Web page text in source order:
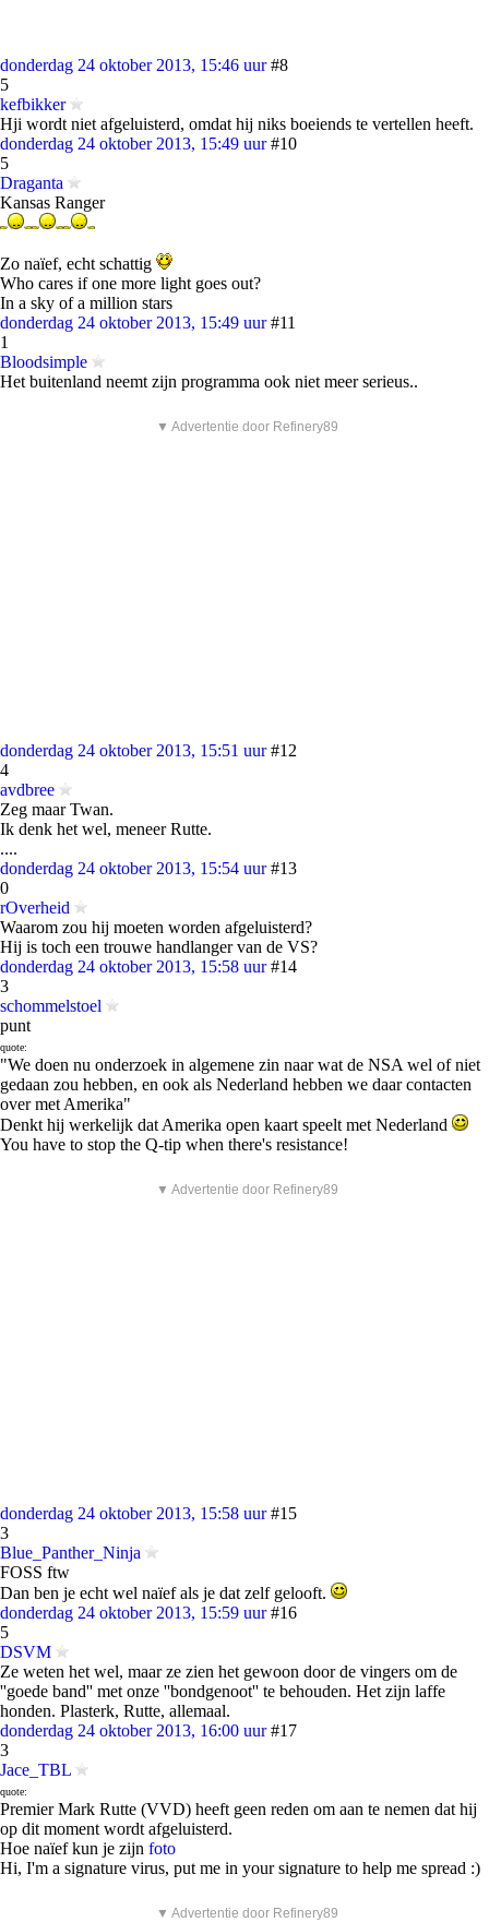
donderdag 24 oktober 2013, 15:46 uur #8
5
kefbikker
Hji wordt niet afgeluisterd, omdat hij niks boeiends te vertellen heeft.
donderdag 24 oktober 2013, 15:49 uur #10
5
Draganta
Kansas Ranger
Zo naïef, echt schattig
Who cares if one more light goes out?
In a sky of a million stars
donderdag 24 oktober 2013, 15:49 uur #11
1
Bloodsimple
Het buitenland neemt zijn programma ook niet meer serieus..
▼ Advertentie door Refinery89
donderdag 24 oktober 2013, 15:51 uur #12
4
avdbree
Zeg maar Twan.
Ik denk het wel, meneer Rutte.
....
donderdag 24 oktober 2013, 15:54 uur #13
0
rOverheid
Waarom zou hij moeten worden afgeluisterd?
Hij is toch een trouwe handlanger van de VS?
donderdag 24 oktober 2013, 15:58 uur #14
3
schommelstoel
punt
quote:
"We doen nu onderzoek in algemene zin naar wat de NSA wel of niet
gedaan zou hebben, en ook als Nederland hebben we daar contacten
over met Amerika"
Denkt hij werkelijk dat Amerika open kaart speelt met Nederland
You have to stop the Q-tip when there's resistance!
▼ Advertentie door Refinery89
donderdag 24 oktober 2013, 15:58 uur #15
3
Blue_Panther_Ninja
FOSS ftw
Dan ben je echt wel naïef als je dat zelf gelooft.
donderdag 24 oktober 2013, 15:59 uur #16
5
DSVM
Ze weten het wel, maar ze zien het gewoon door de vingers om de
''goede band'' met onze ''bondgenoot'' te behouden. Het zijn laffe
honden. Plasterk, Rutte, allemaal.
donderdag 24 oktober 2013, 16:00 uur #17
3
Jace_TBL
quote:
Premier Mark Rutte (VVD) heeft geen reden om aan te nemen dat hij
op dit moment wordt afgeluisterd.
Hoe naïef kun je zijn foto
Hi, I'm a signature virus, put me in your signature to help me spread :)
▼ Advertentie door Refinery89